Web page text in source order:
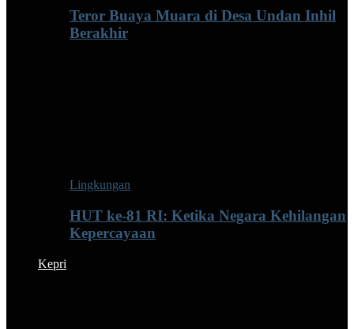
Teror Buaya Muara di Desa Undan Inhil
Berakhir
Lingkungan
HUT ke-81 RI: Ketika Negara Kehilangan
Kepercayaan
Kepri